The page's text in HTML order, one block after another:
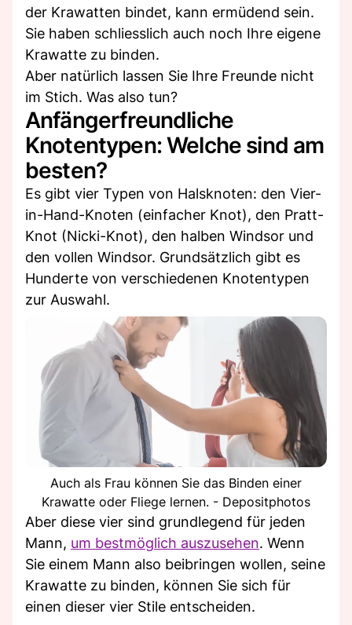
der Krawatten bindet, kann ermüdend sein.
Sie haben schliesslich auch noch Ihre eigene
Krawatte zu binden.
Aber natürlich lassen Sie Ihre Freunde nicht
im Stich. Was also tun?
Anfängerfreundliche
Knotentypen: Welche sind am
besten?
Es gibt vier Typen von Halsknoten: den Vier-
in-Hand-Knoten (einfacher Knot), den Pratt-
Knot (Nicki-Knot), den halben Windsor und
den vollen Windsor. Grundsätzlich gibt es
Hunderte von verschiedenen Knotentypen
zur Auswahl.
Auch als Frau können Sie das Binden einer
Krawatte oder Fliege lernen. - Depositphotos
Aber diese vier sind grundlegend für jeden
Mann, um bestmöglich auszusehen. Wenn
Sie einem Mann also beibringen wollen, seine
Krawatte zu binden, können Sie sich für
einen dieser vier Stile entscheiden.